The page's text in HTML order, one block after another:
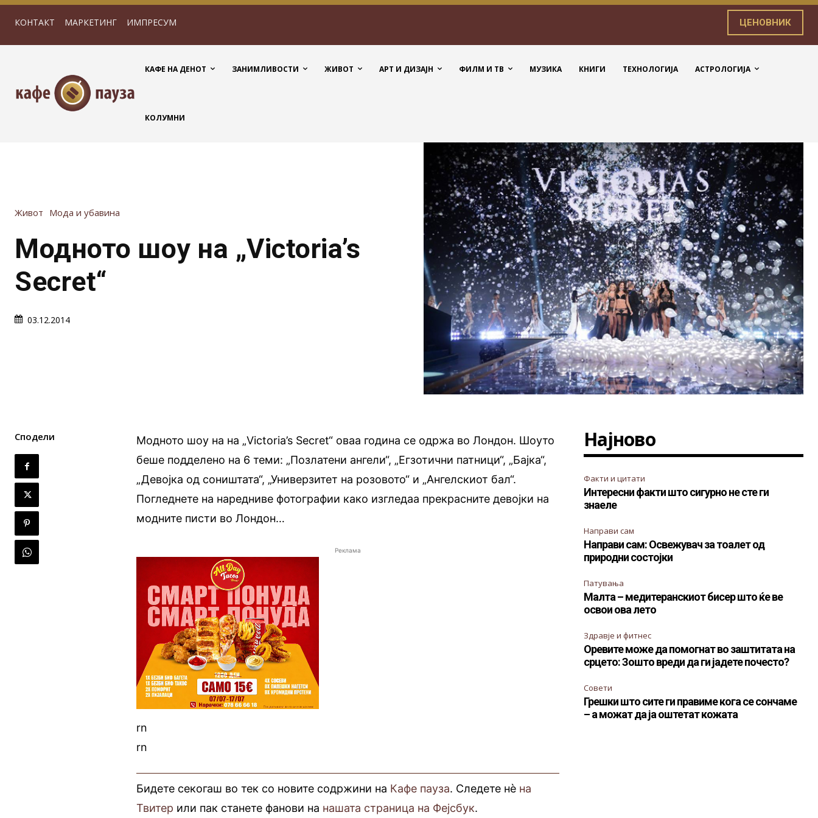
КОНТАКТ МАРКЕТИНГ ИМПРЕСУМ ЦЕНОВНИК
КАФЕ НА ДЕНОТ ЗАНИМЛИВОСТИ ЖИВОТ АРТ И ДИЗАЈН ФИЛМ И ТВ МУЗИКА КНИГИ ТЕХНОЛОГИЈА АСТРОЛОГИЈА
КОЛУМНИ
Живот Мода и убавина
Модното шоу на „Victoria’s
Secret“
03.12.2014
Сподели
Модното шоу на на „Victoria’s Secret“ оваа година се одржа во Лондон. Шоуто
беше подделено на 6 теми: „Позлатени ангели“, „Егзотични патници“, „Бајка“,
„Девојка од соништата“, „Универзитет на розовото“ и „Ангелскиот бал“.
Погледнете на наредниве фотографии како изгледаа прекрасните девојки на
модните писти во Лондон…
Реклама
rn
rn
Бидете секогаш во тек со новите содржини на Кафе пауза. Следете нè на
Твитер или пак станете фанови на нашата страница на Фејсбук.
Најново
Факти и цитати
Интересни факти што сигурно не сте ги
знаеле
Направи сам
Направи сам: Освежувач за тоалет од
природни состојки
Патувања
Малта – медитеранскиот бисер што ќе ве
освои ова лето
Здравје и фитнес
Оревите може да помогнат во заштитата на
срцето: Зошто вреди да ги јадете почесто?
Совети
Грешки што сите ги правиме кога се сончаме
– а можат да ја оштетат кожата